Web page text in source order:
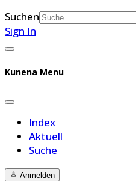
Suchen
Sign In
Kunena Menu
Index
Aktuell
Suche
Anmelden